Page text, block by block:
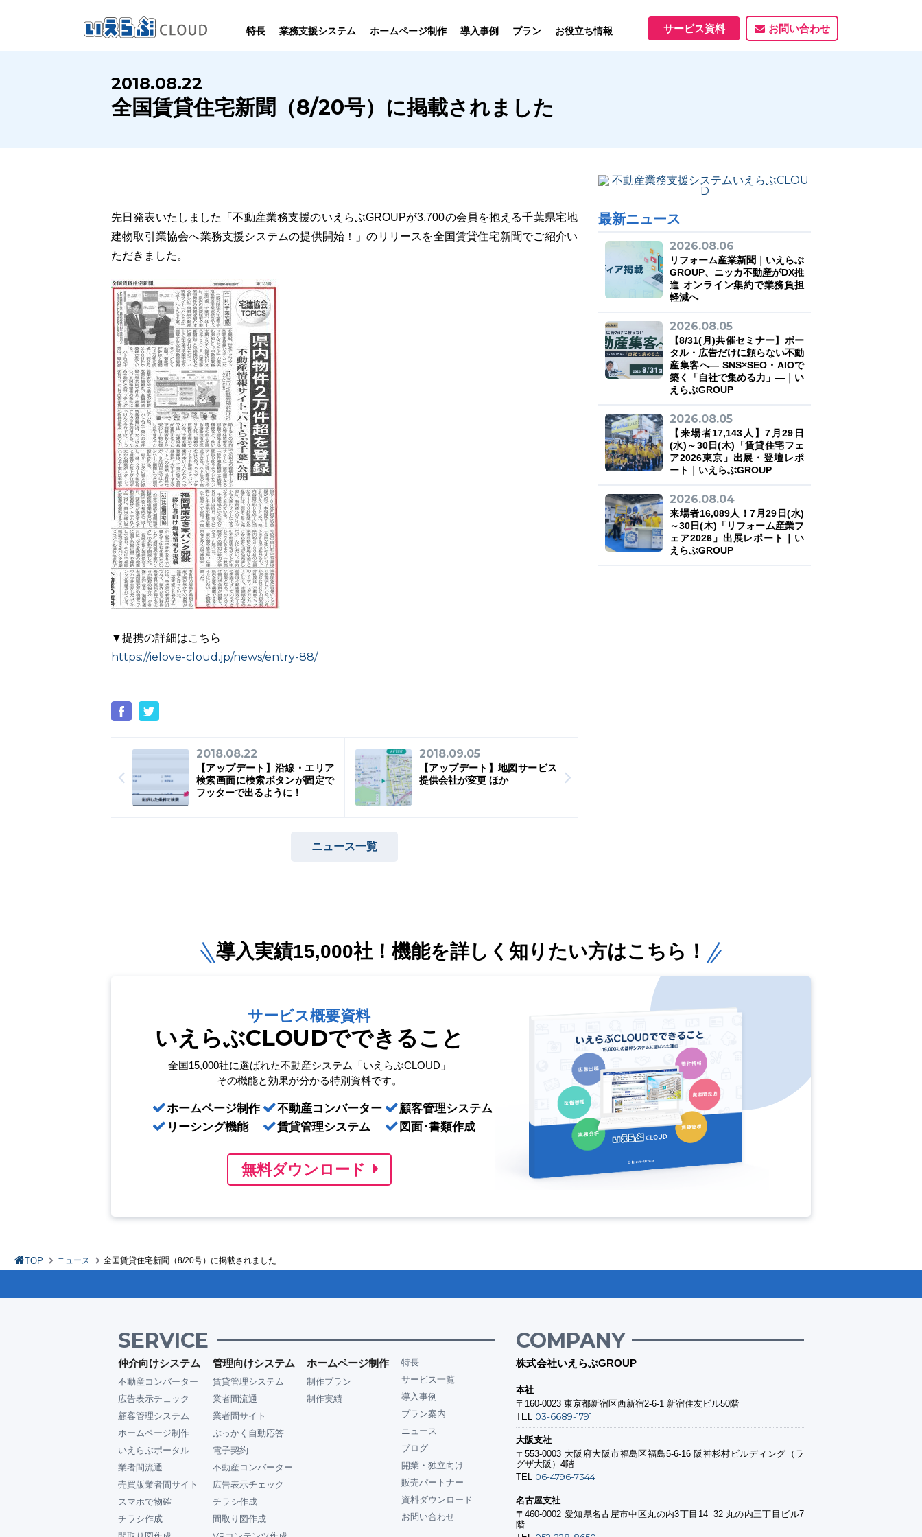
特長 業務支援システム
SYSTEM
いえらぶCLOUDは不動産業務を
幅広く支援しています。
賃貸仲介
業務向け機能
売買仲介
業務向け機能
ホームページ制作
HOMEPAGE
いえらぶは集客用ホームページを
不動産業に特化して制作しています。
制作について
制作の流れ
導入事例
PERFORMANCE
いえらぶCLOUDを実際にご利用の
お客様の声と制作実績のご紹介です。
ユーザーインタビュー
プラン お役立ち情報
INFORMATION
いえらぶCLOUDや不動産業界に関する
ニュース･ノウハウをお伝えします。
ニュース一覧 お役立ちブログ
サービス資料 お問い合わせ
2018.08.22
全国賃貸住宅新聞（8/20号）に掲載されました
先日発表いたしました「不動産業務支援のいえらぶGROUPが3,700の会員を抱える千葉県宅地
建物取引業協会へ業務支援システムの提供開始！」のリリースを全国賃貸住宅新聞でご紹介い
ただきました。
▼提携の詳細はこちら
https://ielove-cloud.jp/news/entry-88/
2018.08.22
【アップデート】沿線・エリア
検索画面に検索ボタンが固定で
フッターで出るように！
2018.09.05
【アップデート】地図サービス
提供会社が変更 ほか
ニュース一覧
最新ニュース
2026.08.06
リフォーム産業新聞｜いえらぶ
GROUP、ニッカ不動産がDX推
進 オンライン集約で業務負担
軽減へ
2026.08.05
【8/31(月)共催セミナー】ポー
タル・広告だけに頼らない不動
産集客へ― SNS×SEO・AIOで
築く「自社で集める力」―｜い
えらぶGROUP
2026.08.05
【来場者17,143人】7月29日
(水)～30日(木)「賃貸住宅フェ
ア2026東京」出展・登壇レポ
ート｜いえらぶGROUP
2026.08.04
来場者16,089人！7月29日(水)
～30日(木)「リフォーム産業フ
ェア2026」出展レポート｜い
えらぶGROUP
導入実績15,000社！ 機能を詳しく知りたい方はこちら！
サービス概要資料
いえらぶCLOUDでできること
全国15,000社に選ばれた不動産システム「いえらぶCLOUD」
その機能と効果が分かる特別資料です。
ホームページ制作
リーシング機能
不動産コンバーター
賃貸管理システム
顧客管理システム
図面･書類作成
無料ダウンロード
TOP ニュース 全国賃貸住宅新聞（8/20号）に掲載されました
SERVICE
仲介向けシステム
不動産コンバーター
広告表示チェック
顧客管理システム
ホームページ制作
いえらぶポータル
業者間流通
売買版業者間サイト
スマホで物確
チラシ作成
管理向けシステム
賃貸管理システム
業者間流通
業者間サイト
ぶっかく自動応答
電子契約
不動産コンバーター
広告表示チェック
チラシ作成
間取り図作成
ホームページ制作
制作プラン
制作実績
特長
サービス一覧
導入事例
プラン案内
ニュース
ブログ
開業・独立向け
販売パートナー
資料ダウンロード
お問い合わせ
COMPANY
株式会社いえらぶGROUP
本社
〒160-0023 東京都新宿区西新宿2-6-1 新宿住友ビル50階
TEL 03-6689-1791
大阪支社
〒553-0003 大阪府大阪市福島区福島5-6-16 阪神杉村ビルディング（ラ
グザ大阪）4階
TEL 06-4796-7344
名古屋支社
〒460-0002 愛知県名古屋市中区丸の内3丁目14−32 丸の内三丁目ビル7
階